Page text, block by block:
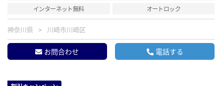
インターネット無料
オートロック
神奈川県 川崎市川崎区
お問合わせ 電話する